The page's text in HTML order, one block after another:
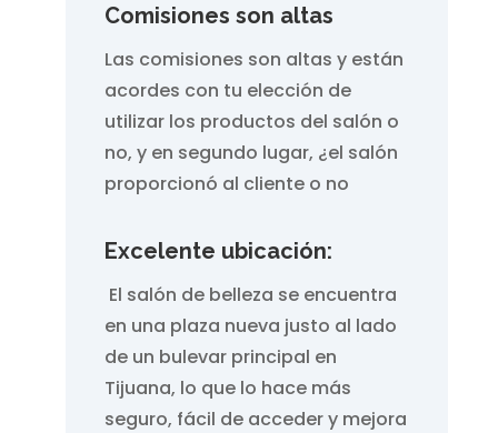
Comisiones son altas
Las comisiones son altas y están
acordes con tu elección de
utilizar los productos del salón o
no, y en segundo lugar, ¿el salón
proporcionó al cliente o no
Excelente ubicación:
El salón de belleza se encuentra
en una plaza nueva justo al lado
de un bulevar principal en
Tijuana, lo que lo hace más
seguro, fácil de acceder y mejora